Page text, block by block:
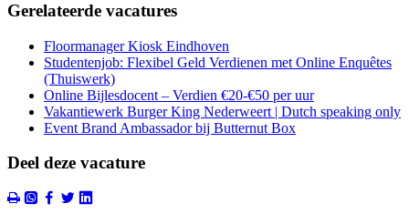
Gerelateerde vacatures
Floormanager Kiosk Eindhoven
Studentenjob: Flexibel Geld Verdienen met Online Enquêtes
(Thuiswerk)
Online Bijlesdocent – Verdien €20-€50 per uur
Vakantiewerk Burger King Nederweert | Dutch speaking only
Event Brand Ambassador bij Butternut Box
Deel deze vacature